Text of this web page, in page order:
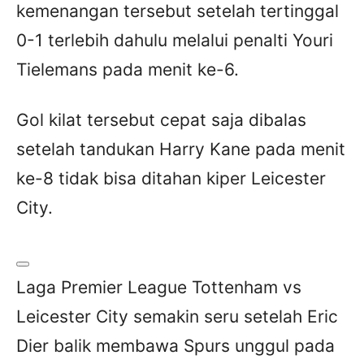
kemenangan tersebut setelah tertinggal
0-1 terlebih dahulu melalui penalti Youri
Tielemans pada menit ke-6.
Gol kilat tersebut cepat saja dibalas
setelah tandukan Harry Kane pada menit
ke-8 tidak bisa ditahan kiper Leicester
City.
Laga Premier League Tottenham vs
Leicester City semakin seru setelah Eric
Dier balik membawa Spurs unggul pada